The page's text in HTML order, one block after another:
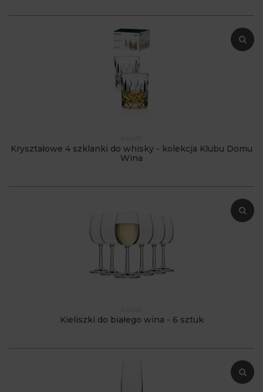
Kryształowe 4 szklanki do whisky - kolekcja Klubu Domu
Wina
Kieliszki do białego wina - 6 sztuk